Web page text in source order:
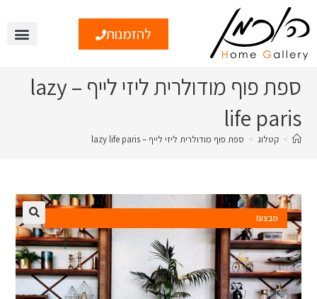
להזמנות
ספת פוף מודולרית ליזי לייף – lazy
life paris
> קטלוג > ספת פוף מודולרית ליזי לייף – lazy life paris
מבצע!
🔍